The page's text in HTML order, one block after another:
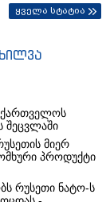
ყველა სტატია
შეცვლაში
მიერ
პროდუქტი
რუსეთი ნატო-ს